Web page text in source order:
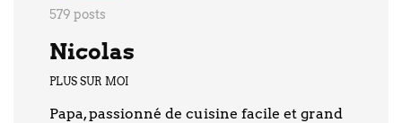
579 posts
Nicolas
PLUS SUR MOI
Papa, passionné de cuisine facile et grand